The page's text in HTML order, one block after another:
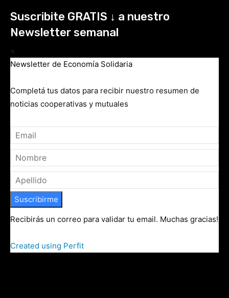
Suscribite GRATIS ↓ a nuestro
Newsletter semanal
×
Newsletter de Economía Solidaria
Completá tus datos para recibir nuestro resumen de
noticias cooperativas y mutuales
Suscribirme
Recibirás un correo para validar tu email. Muchas gracias!
Created using Perfit